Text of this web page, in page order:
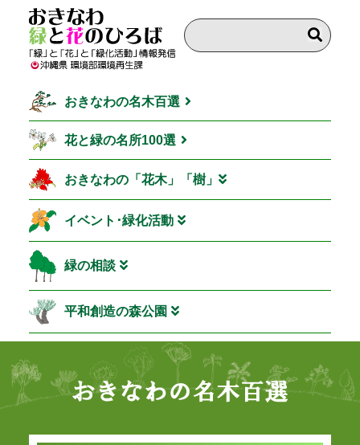
おきなわの名木百選
花と緑の名所100選
おきなわの「花木」「樹」
イベント･緑化活動
緑の相談
平和創造の森公園